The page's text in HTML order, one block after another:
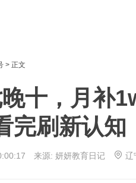
> 正文
十，月补
完刷新认知
来源: 妍妍教育日记 辽